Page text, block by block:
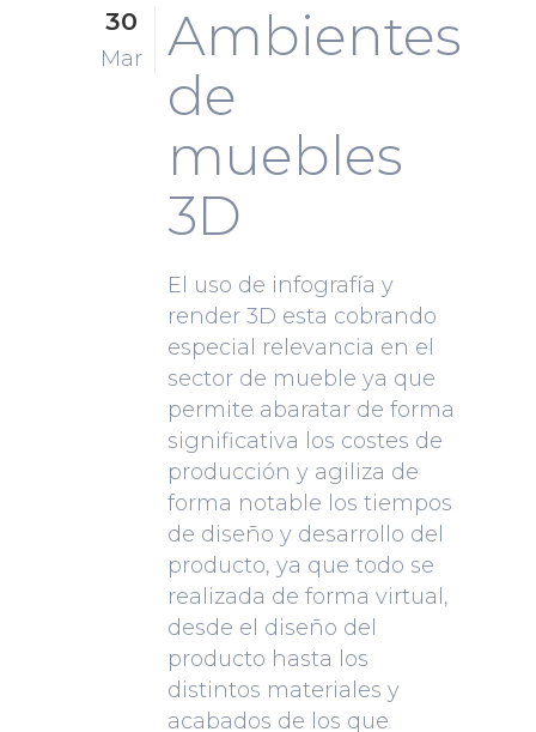
30
Mar
Ambientes
de
muebles
3D
El uso de infografía y
render 3D esta cobrando
especial relevancia en el
sector de mueble ya que
permite abaratar de forma
significativa los costes de
producción y agiliza de
forma notable los tiempos
de diseño y desarrollo del
producto, ya que todo se
realizada de forma virtual,
desde el diseño del
producto hasta los
distintos materiales y
acabados de los que